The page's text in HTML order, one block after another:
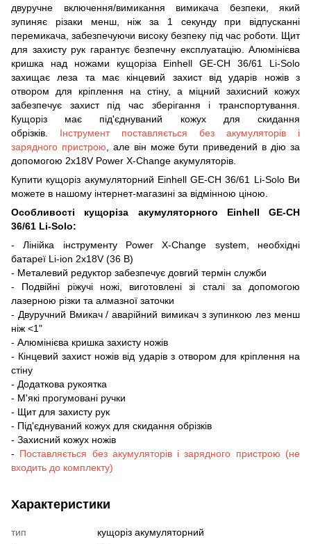
двуручне включення/вимикання вимикача безпеки, який
зупиняє різаки менш, ніж за 1 секунду при відпусканні
перемикача, забезпечуючи високу безпеку під час роботи. Щит
для захисту рук гарантує безпечну експлуатацію. Алюмінієва
кришка над ножами кущоріза Einhell GE-CH 36/61 Li-Solo
захищає леза та має кінцевий захист від ударів ножів з
отвором для кріплення на стіну, а міцний захисний кожух
забезпечує захист під час зберігання і транспортування.
Кущоріз має під'єднуваний кожух для скидання
обрізків. Інструмент поставляється без акумуляторів і
зарядного пристрою , але він може бути приведений в дію за
допомогою 2x18V Power X-Change акумуляторів.
Купити кущоріз акумуляторний Einhell GE-CH 36/61 Li-Solo Ви
можете в нашому інтернет-магазині за відмінною ціною.
Особливості кущоріза акумуляторного Einhell GE-CH
36/61 Li-Solo:
- Лінійка інструменту Power X-Change system, необхідні
батареї Li-ion 2x18V (36 В)
- Металевий редуктор забезпечує довгий термін служби
- Подвійні ріжучі ножі, виготовлені зі сталі за допомогою
лазерною різки та алмазної заточки
- Двуручний Вмикач / аварійний вимикач з зупинкою лез менш
ніж <1"
- Алюмінієва кришка захисту ножів
- Кінцевий захист ножів від ударів з отвором для кріплення на
стіну
- Додаткова рукоятка
- М'які прогумовані ручки
- Щит для захисту рук
- Під'єднуваний кожух для скидання обрізків
- Захисний кожух ножів
- Поставляється без акумуляторів і зарядного пристрою (не
входить до комплекту)
Характеристики
тип
кущоріз акумуляторний